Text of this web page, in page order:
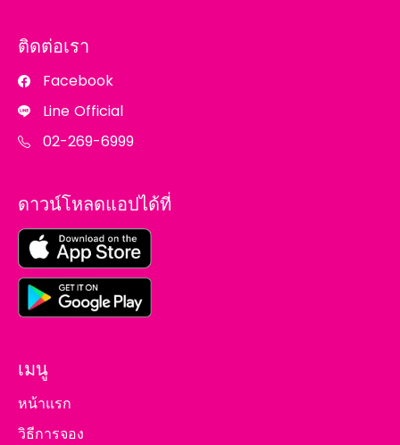
ติดต่อเรา
Facebook
Line Official
02-269-6999
ดาวน์โหลดแอปได้ที่
เมนู
หน้าแรก
วิธีการจอง